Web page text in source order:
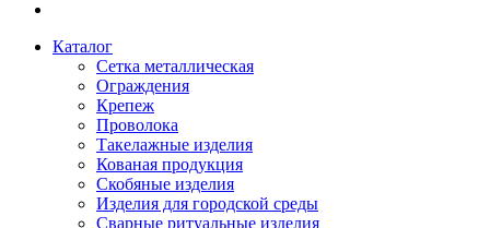
Каталог
Сетка металлическая
Ограждения
Крепеж
Проволока
Такелажные изделия
Кованая продукция
Скобяные изделия
Изделия для городской среды
Сварные ритуальные изделия